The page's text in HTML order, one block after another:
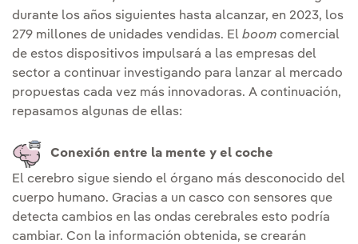
durante los años siguientes hasta alcanzar, en 2023, los
279 millones de unidades vendidas. El boom comercial
de estos dispositivos impulsará a las empresas del
sector a continuar investigando para lanzar al mercado
propuestas cada vez más innovadoras. A continuación,
repasamos algunas de ellas:
Conexión entre la mente y el coche
El cerebro sigue siendo el órgano más desconocido del
cuerpo humano. Gracias a un casco con sensores que
detecta cambios en las ondas cerebrales esto podría
cambiar. Con la información obtenida, se crearán